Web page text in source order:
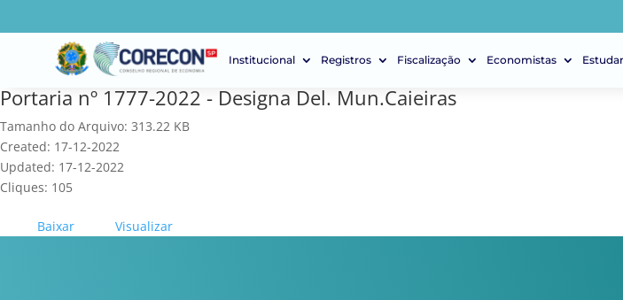
Institucional Registros Fiscalização Economistas
Portaria nº 1777-2022 - Designa Del. Mun.Caieiras
Tamanho do Arquivo: 313.22 KB
Created: 17-12-2022
Updated: 17-12-2022
Cliques: 105
Baixar Visualizar